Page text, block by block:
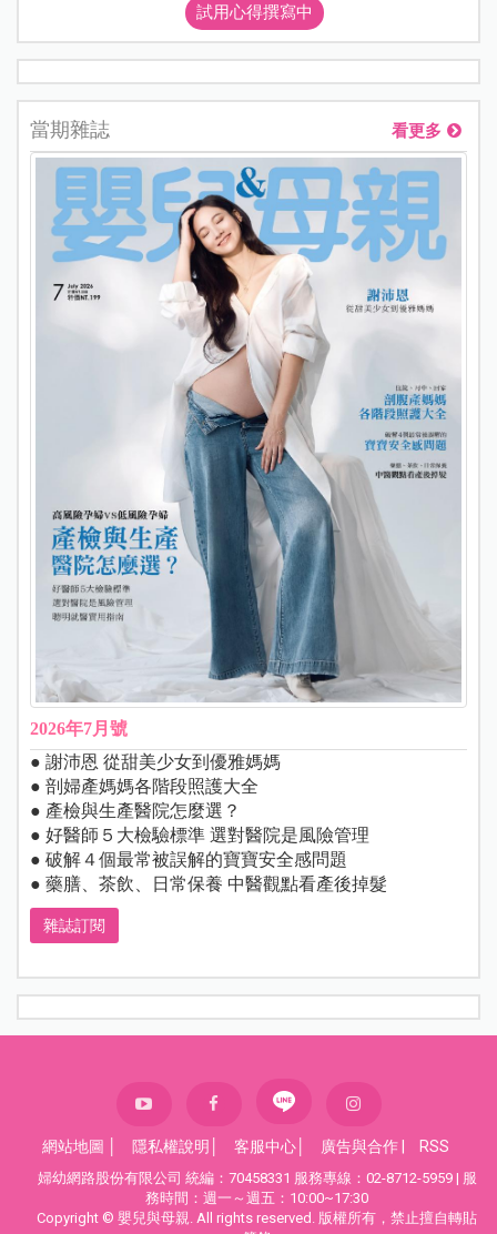
試用心得撰寫中
當期雜誌 看更多
2026年7月號
● 謝沛恩 從甜美少女到優雅媽媽
● 剖婦產媽媽各階段照護大全
● 產檢與生產醫院怎麼選？
● 好醫師５大檢驗標準 選對醫院是風險管理
● 破解４個最常被誤解的寶寶安全感問題
● 藥膳、茶飲、日常保養 中醫觀點看產後掉髮
雜誌訂閱
網站地圖 隱私權說明 客服中心 廣告與合作 RSS
婦幼網路股份有限公司 統編：70458331 服務專線：02-8712-5959 | 服
務時間：週一～週五：10:00~17:30
Copyright © 嬰兒與母親. All rights reserved. 版權所有，禁止擅自轉貼